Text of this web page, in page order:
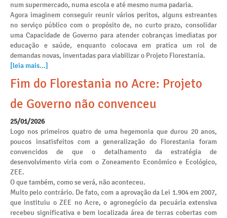
num supermercado, numa escola e até mesmo numa padaria.
Agora imaginem conseguir reunir vários peritos, alguns estreantes
no serviço público com o propósito de, no curto prazo, consolidar
uma Capacidade de Governo para atender cobranças imediatas por
educação e saúde, enquanto colocava em pratica um rol de
demandas novas, inventadas para viabilizar o Projeto Florestania.
[leia mais...]
Fim do Florestania no Acre: Projeto
de Governo não convenceu
25/01/2026
Logo nos primeiros quatro de uma hegemonia que durou 20 anos,
poucos insatisfeitos com a generalização do Florestania foram
convencidos de que o detalhamento da estratégia de
desenvolvimento viria com o Zoneamento Econômico e Ecológico,
ZEE.
O que também, como se verá, não aconteceu.
Muito pelo contrário. De fato, com a aprovação da Lei 1.904 em 2007,
que instituiu o ZEE no Acre, o agronegócio da pecuária extensiva
recebeu significativa e bem localizada área de terras cobertas com